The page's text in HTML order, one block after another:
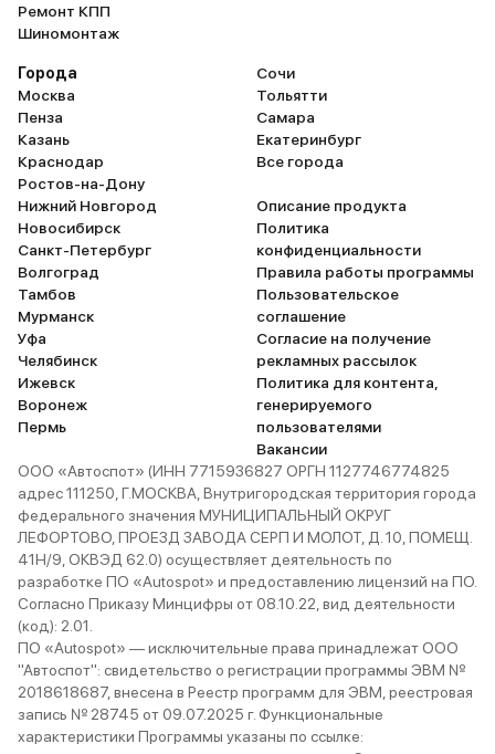
Ремонт КПП
Шиномонтаж
Города
Москва
Пенза
Казань
Краснодар
Ростов-на-Дону
Нижний Новгород
Новосибирск
Санкт-Петербург
Волгоград
Тамбов
Мурманск
Уфа
Челябинск
Ижевск
Воронеж
Пермь
Сочи
Тольятти
Самара
Екатеринбург
Все города
Описание продукта
Политика
конфиденциальности
Правила работы программы
Пользовательское
соглашение
Согласие на получение
рекламных рассылок
Политика для контента,
генерируемого
пользователями
Вакансии
ООО «Автоспот» (ИНН 7715936827 ОРГН 1127746774825
адрес 111250, Г.МОСКВА, Внутригородская территория города
федерального значения МУНИЦИПАЛЬНЫЙ ОКРУГ
ЛЕФОРТОВО, ПРОЕЗД ЗАВОДА СЕРП И МОЛОТ, Д. 10, ПОМЕЩ.
41Н/9, ОКВЭД 62.0) осуществляет деятельность по
разработке ПО «Autospot» и предоставлению лицензий на ПО.
Согласно Приказу Минцифры от 08.10.22, вид деятельности
(код): 2.01.
ПО «Autospot» — исключительные права принадлежат ООО
"Автоспот": свидетельство о регистрации программы ЭВМ №
2018618687, внесена в Реестр программ для ЭВМ, реестровая
запись № 28745 от 09.07.2025 г. Функциональные
характеристики Программы указаны по ссылке: